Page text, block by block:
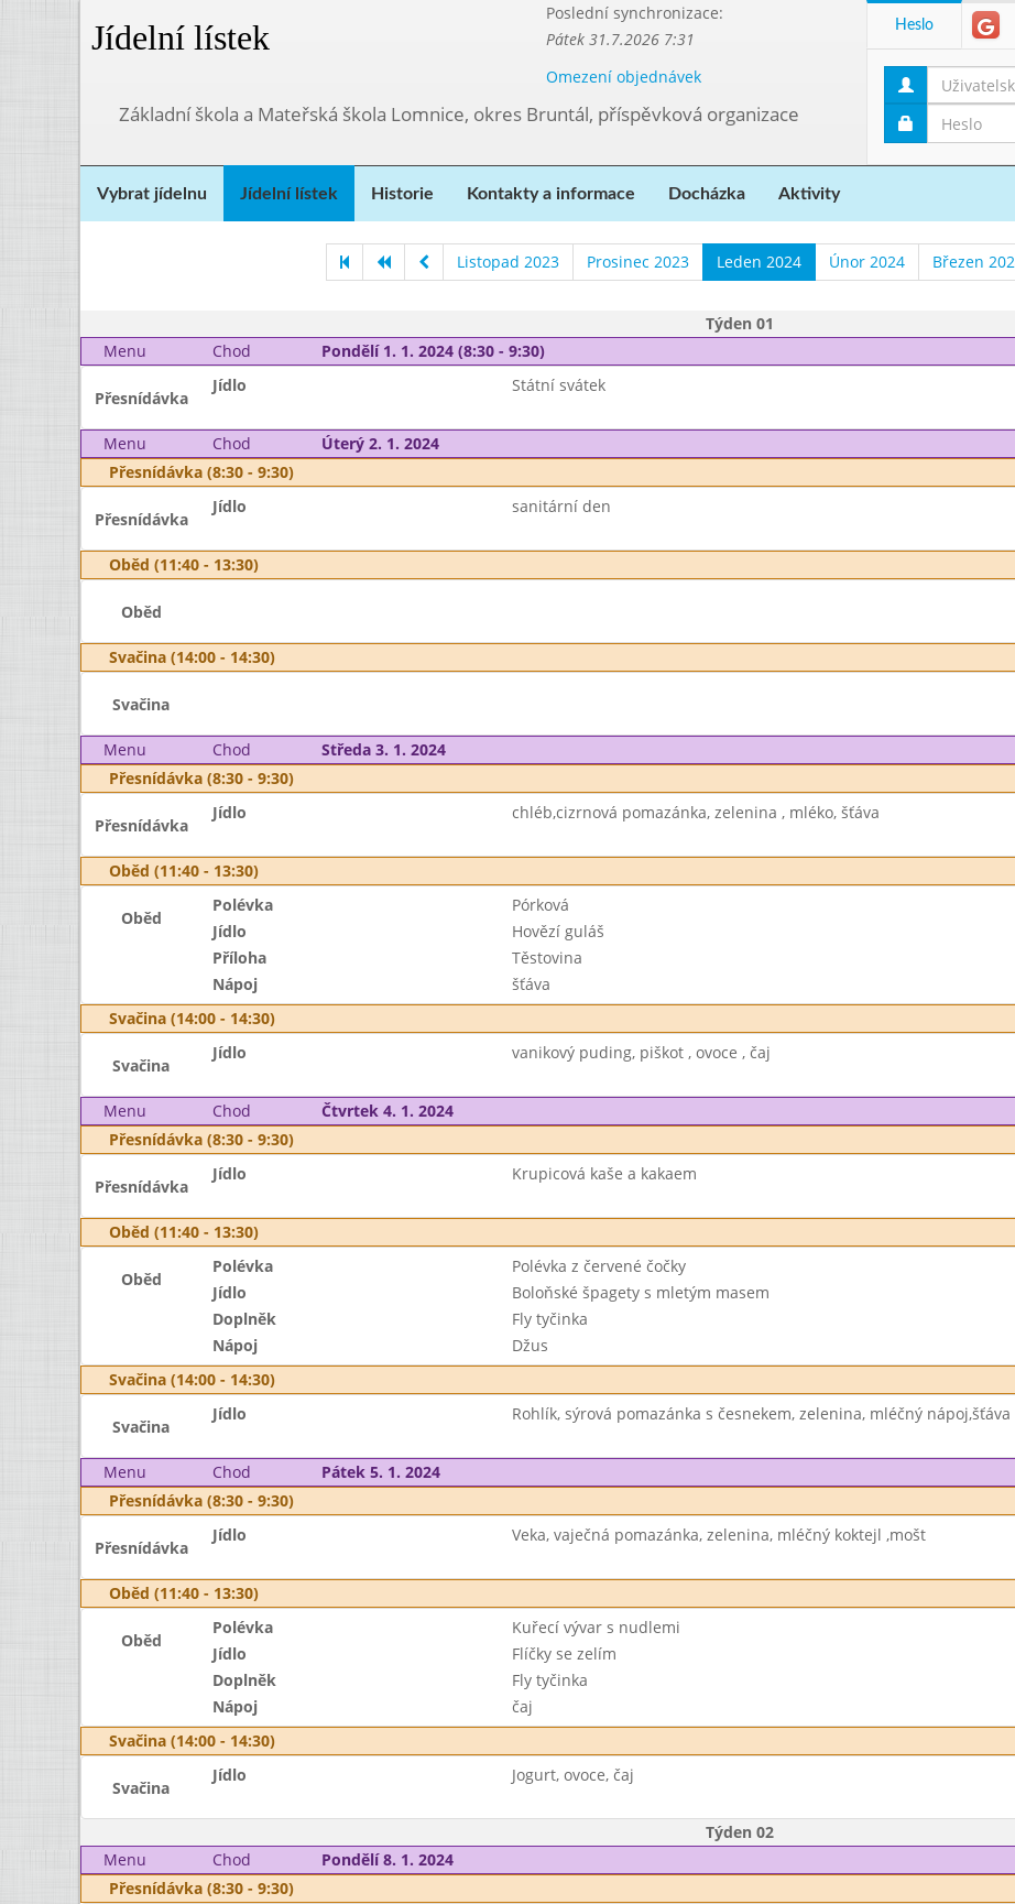
Jídelní lístek
Poslední synchronizace:
Pátek 31.7.2026 7:31
Omezení objednávek
Základní škola a Mateřská škola Lomnice, okres Bruntál, příspěvková organizace
Heslo
Vybrat jídelnu Jídelní lístek Historie Kontakty a informace Docházka Aktivity
Listopad 2023 Prosinec 2023 Leden 2024 Únor 2024 Březen
Týden 01
Menu
Chod Pondělí 1. 1. 2024 (8:30 - 9:30)
Přesnídávka
Jídlo Státní svátek
Menu Chod
Úterý 2. 1. 2024
Přesnídávka (8:30 - 9:30)
Přesnídávka
Jídlo sanitární den
Oběd (11:40 - 13:30)
Oběd
Svačina (14:00 - 14:30)
Svačina
Menu Chod Středa 3. 1. 2024
Přesnídávka (8:30 - 9:30)
Přesnídávka
Jídlo chléb,cizrnová pomazánka, zelenina , mléko, šťáva
Oběd (11:40 - 13:30)
Oběd
Polévka
Pórková
Jídlo
Hovězí guláš
Příloha
Těstovina
Nápoj
šťáva
Svačina (14:00 - 14:30)
Svačina
Jídlo vanikový puding, piškot , ovoce , čaj
Menu Chod Čtvrtek 4. 1. 2024
Přesnídávka (8:30 - 9:30)
Přesnídávka
Jídlo Krupicová kaše a kakaem
Oběd (11:40 - 13:30)
Oběd
Polévka Polévka z červené čočky
Jídlo
Boloňské špagety s mletým masem
Doplněk
Fly tyčinka
Nápoj
Džus
Svačina (14:00 - 14:30)
Svačina
Jídlo Rohlík, sýrová pomazánka s česnekem, zelenina, mléčný nápoj,šťáva
Menu Chod Pátek 5. 1. 2024
Přesnídávka (8:30 - 9:30)
Přesnídávka
Jídlo Veka, vaječná pomazánka, zelenina, mléčný koktejl ,mošt
Oběd (11:40 - 13:30)
Oběd
Polévka Kuřecí vývar s nudlemi
Jídlo
Flíčky se zelím
Doplněk
Fly tyčinka
Nápoj
čaj
Svačina (14:00 - 14:30)
Svačina
Jídlo Jogurt, ovoce, čaj
Týden 02
Menu
Chod Pondělí 8. 1. 2024
Přesnídávka (8:30 - 9:30)